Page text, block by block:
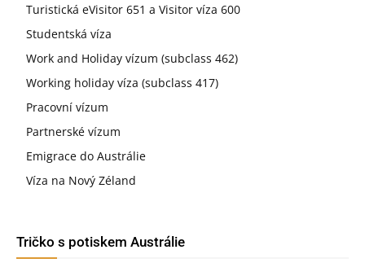
Turistická eVisitor 651 a Visitor víza 600
Studentská víza
Work and Holiday vízum (subclass 462)
Working holiday víza (subclass 417)
Pracovní vízum
Partnerské vízum
Emigrace do Austrálie
Víza na Nový Zéland
Tričko s potiskem Austrálie